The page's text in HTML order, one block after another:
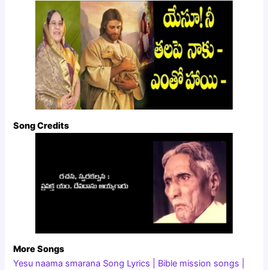
Song Credits
More Songs
Yesu naama smarana Song Lyrics | Bible mission songs |